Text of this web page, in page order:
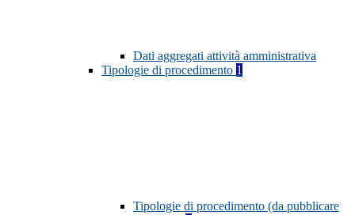
Dati aggregati attività amministrativa
Tipologie di procedimento 1
Tipologie di procedimento (da pubblicare